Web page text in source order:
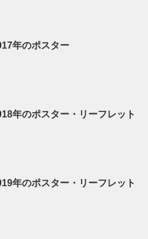
年のポスター
年のポスター・リーフレット
年のポスター・リーフレット